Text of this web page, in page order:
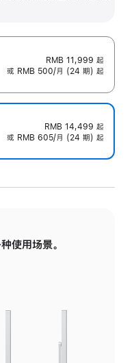
RMB 11,999 起
或 RMB 500/月 (24 期) 起
RMB 14,499 起
或 RMB 605/月 (24 期) 起
使用场景。